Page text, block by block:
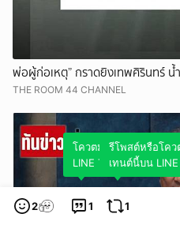
พ่อผู้ก่อเหตุ” กราดยิงเทพศิรินทร์ น้
THE ROOM 44 CHANNEL
2 1
โควตมุมมองของคุณผ่
LINE TODAY
1
รีโพสต์หรือโค
เทนต์นี้บน LINE